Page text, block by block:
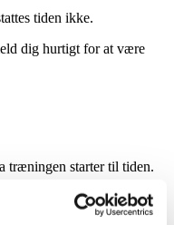
tiden ikke.
dig hurtigt for at være
træningen starter til tiden.
der giver frihed til